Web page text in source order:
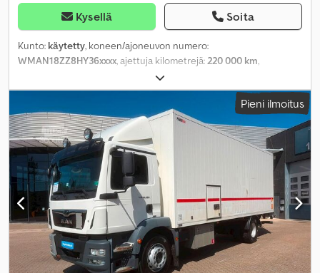
Kysellä Soita
Kunto: käytetty, koneen/ajoneuvon numero:
WMAN18ZZ8HY36xxxx, ajettuja kilometrejä:220 000 km,
Pieni ilmoitus